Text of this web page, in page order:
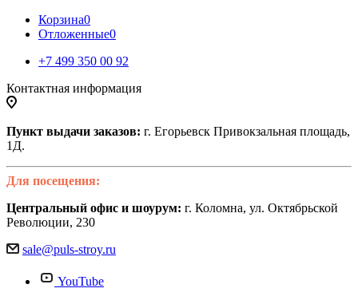
Корзина0
Отложенные0
+7 499 350 00 92
Контактная информация
Пункт выдачи заказов: г. Егорьевск Привокзальная площадь,
1Д.
Для посещения:
Центральный офис и шоурум: г. Коломна, ул. Октябрьской
Революции, 230
sale@puls-stroy.ru
YouTube